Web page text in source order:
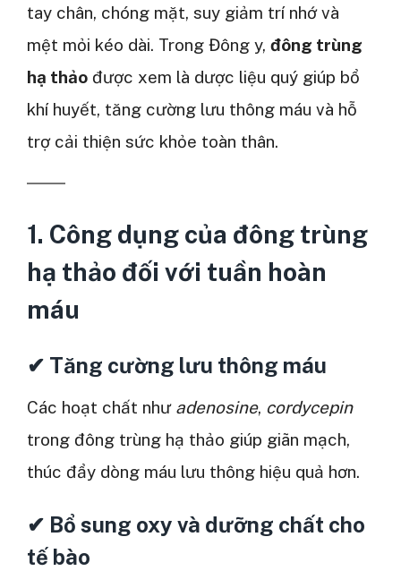
tay chân, chóng mặt, suy giảm trí nhớ và
mệt mỏi kéo dài. Trong Đông y, đông trùng
hạ thảo được xem là dược liệu quý giúp bổ
khí huyết, tăng cường lưu thông máu và hỗ
trợ cải thiện sức khỏe toàn thân.
1. Công dụng của đông trùng
hạ thảo đối với tuần hoàn
máu
✔ Tăng cường lưu thông máu
Các hoạt chất như adenosine, cordycepin
trong đông trùng hạ thảo giúp giãn mạch,
thúc đẩy dòng máu lưu thông hiệu quả hơn.
✔ Bổ sung oxy và dưỡng chất cho
tế bào